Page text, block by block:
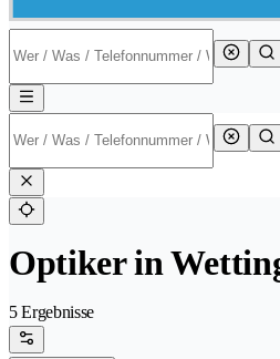
Optiker in
5 Ergebnisse